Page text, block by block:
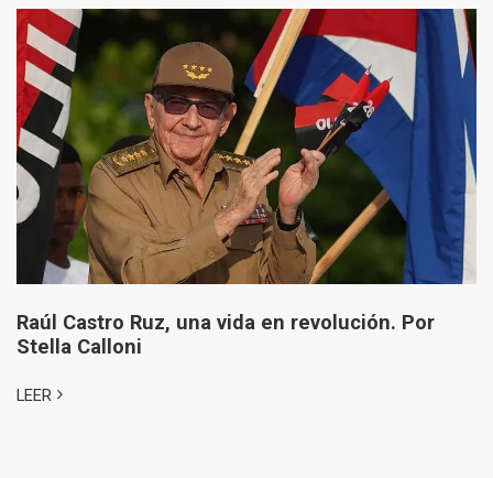
Raúl Castro Ruz, una vida en revolución. Por
Stella Calloni
LEER